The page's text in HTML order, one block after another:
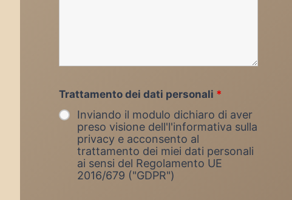
Trattamento dei dati personali *
Inviando il modulo dichiaro di aver
preso visione dell'l'informativa sulla
privacy e acconsento al
trattamento dei miei dati personali
ai sensi del Regolamento UE
2016/679 ("GDPR")